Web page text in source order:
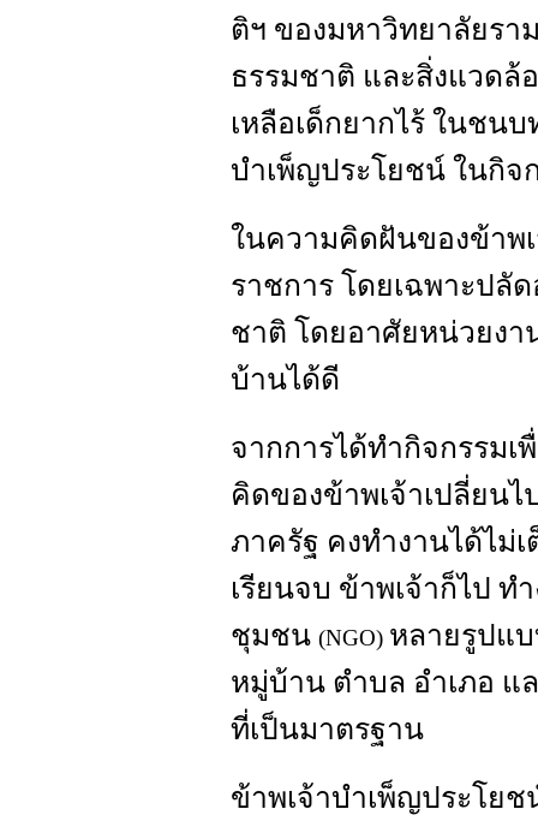
ติฯ ของมหาวิทยาลัยรา
ธรรมชาติ และสิ่งแวด
เหลือเด็กยากไร้ ในชน
บำเพ็ญประโยชน์ ในกิจ
ในความคิดฝันของข้าพ
ราชการ โดยเฉพาะปลั
ชาติ โดยอาศัยหน่วยงา
บ้านได้ดี
จากการได้ทำกิจกรรม
คิดของข้าพเจ้าเปลี่ยน
ภาครัฐ คงทำงานได้ไม่
เรียนจบ ข้าพเจ้าก็ไป
ชุมชน (NGO) หลายรูปแ
หมู่บ้าน ตำบล อำเภอ
ที่เป็นมาตรฐาน
ข้าพเจ้าบำเพ็ญประโย